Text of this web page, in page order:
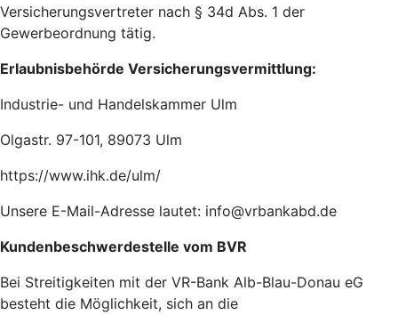
Versicherungsvertreter nach § 34d Abs. 1 der
Gewerbeordnung tätig.
Erlaubnisbehörde Versicherungsvermittlung:
Industrie- und Handelskammer Ulm
Olgastr. 97-101, 89073 Ulm
https://www.ihk.de/ulm/
Unsere E-Mail-Adresse lautet: info@vrbankabd.de
Kundenbeschwerdestelle vom BVR
Bei Streitigkeiten mit der VR-Bank Alb-Blau-Donau eG
besteht die Möglichkeit, sich an die